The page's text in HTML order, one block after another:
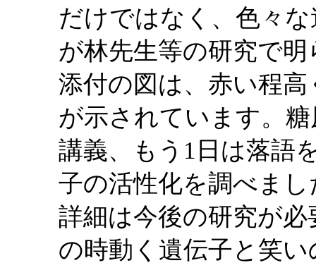
だけではなく、色々
が林先生等の研究で
添付の図は、赤い程
が示されています。
講義、もう1日は落語
子の活性化を調べまし
詳細は今後の研究が
の時動く遺伝子と笑